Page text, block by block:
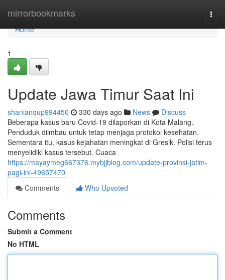
mirrorbookmarks
Home
Home
1
Update Jawa Timur Saat Ini
shanianqup994450 330 days ago News
Discuss
Beberapa kasus baru Covid-19 dilaporkan di Kota Malang.
Penduduk diimbau untuk tetap menjaga protokol kesehatan.
Sementara itu, kasus kejahatan meningkat di Gresik. Polisi terus
menyelidiki kasus tersebut. Cuaca
https://mayaymeg667376.mybjjblog.com/update-provinsi-jatim-
pagi-ini-49657470
Comments
Who Upvoted
Comments
Submit a Comment
No HTML